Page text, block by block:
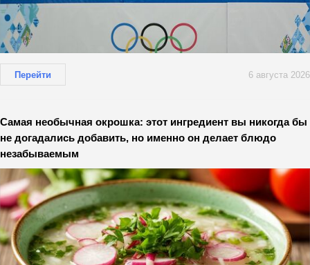
Перейти 6 августа 2026
Самая необычная окрошка: этот ингредиент вы никогда бы
не догадались добавить, но именно он делает блюдо
незабываемым